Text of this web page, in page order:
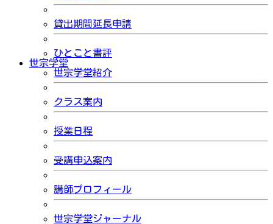
貸出期間延長申請
ひとこと書評
世宗学堂
世宗学堂紹介
クラス案内
授業日程
受講申込案内
講師プロフィール
世宗学堂ジャーナル